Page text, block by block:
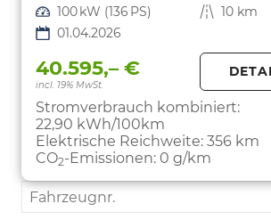
Leistung 100 kW (136 PS) Kilometerstand 10 km
01.04.2026
40.595,– €
incl. 19% MwSt.
Stromverbrauch kombiniert:
22,90 kWh/100km
Elektrische Reichweite: 356 km
CO2-Emissionen: 0 g/km
Fahrzeugnr.